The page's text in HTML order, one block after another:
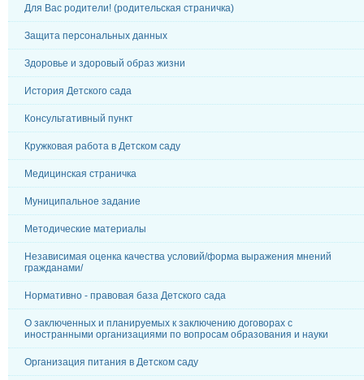
Для Вас родители! (родительская страничка)
Защита персональных данных
Здоровье и здоровый образ жизни
История Детского сада
Консультативный пункт
Кружковая работа в Детском саду
Медицинская страничка
Муниципальное задание
Методические материалы
Независимая оценка качества условий/форма выражения мнений
гражданами/
Нормативно - правовая база Детского сада
О заключенных и планируемых к заключению договорах с
иностранными организациями по вопросам образования и науки
Организация питания в Детском саду